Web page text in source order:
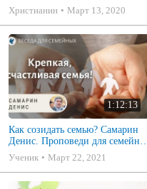
Христианин
Март 13, 2020
1:12:13
Как созидать семью? Самарин
Денис. Проповеди для семейных
МСЦ ЕХБ
Ученик Март 22, 2021